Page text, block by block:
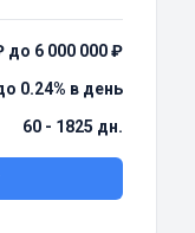
до 6 000 000 ₽
0.24% в день
60 - 1825 дн.